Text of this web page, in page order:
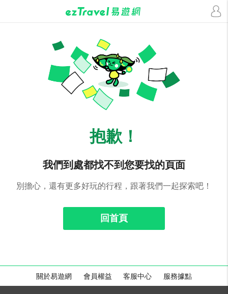
抱歉！
我們到處都找不到您要找的頁面
別擔心，還有更多好玩的行程，跟著我們一起探索吧！
回首頁
關於易遊網 會員權益 客服中心 服務據點